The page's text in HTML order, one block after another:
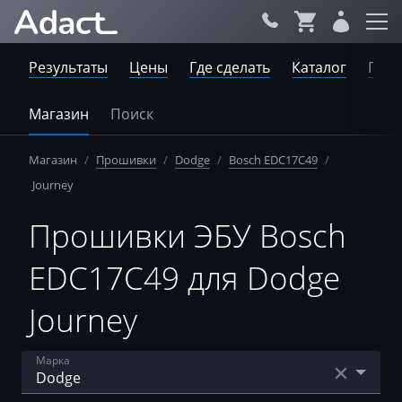
Результаты Цены Где сделать Каталог
Магазин Поиск
Магазин / Прошивки / Dodge / Bosch EDC17C49 /
Journey
Прошивки ЭБУ Bosch
EDC17C49 для Dodge
Journey
Марка